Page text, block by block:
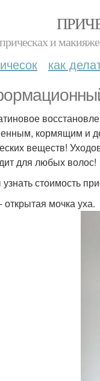
и
как
кормящим и
веществ!
для любых волос!
стоимость
открытая мочка уха.